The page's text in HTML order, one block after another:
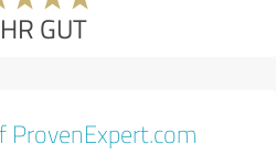
GUT
ProvenExpert.com